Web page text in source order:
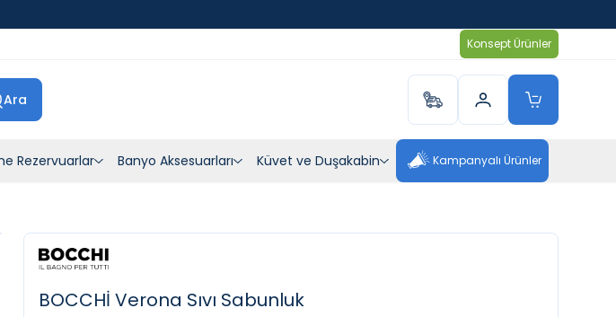
Konsept Ürünler
Ara
Rezervuarlar Banyo Aksesuarları Küvet ve Duşakabin Kampanyalı Ürünler
BOCCHİ Verona Sıvı Sabunluk